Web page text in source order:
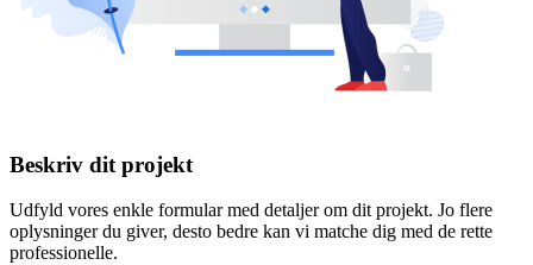
Beskriv dit projekt
Udfyld vores enkle formular med detaljer om dit projekt. Jo flere
oplysninger du giver, desto bedre kan vi matche dig med de rette
professionelle.